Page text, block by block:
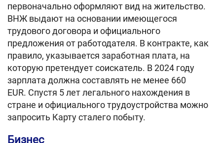
первоначально оформляют вид на жительство.
ВНЖ выдают на основании имеющегося
трудового договора и официального
предложения от работодателя. В контракте, как
правило, указывается заработная плата, на
которую претендует соискатель. В 2024 году
зарплата должна составлять не менее 660
EUR. Спустя 5 лет легального нахождения в
стране и официального трудоустройства можно
запросить Карту сталего побыту.
Бизнес